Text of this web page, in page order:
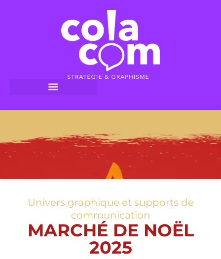
Univers graphique et supports de
communication
MARCHÉ DE NOËL
2025